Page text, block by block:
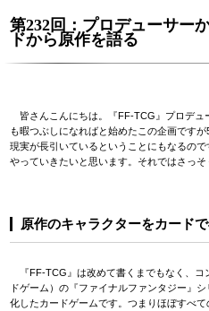
第232回：プロデューサー
ドから原作を語る
皆さんこんにちは。『FF-TCG』プロデュ
も暇つぶしになればと始めたこの企画です
現実が長引いているということにもなるの
やっていきたいと思います。それではさっそ
原作のキャラクターをカード
『FF-TCG』は改めて書くまでもなく、コ
ドゲーム）の『ファイナルファンタジー』
化したカードゲームです。つまりほぼすべ